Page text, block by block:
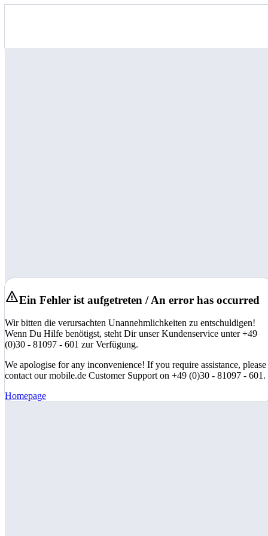
Ein Fehler ist aufgetreten / An error has occurred
Wir bitten die verursachten Unannehmlichkeiten zu entschuldigen!
Wenn Du Hilfe benötigst, steht Dir unser Kundenservice unter +49
(0)30 - 81097 - 601 zur Verfügung.
We apologise for any inconvenience! If you require assistance, please
contact our mobile.de Customer Support on +49 (0)30 - 81097 - 601.
Homepage